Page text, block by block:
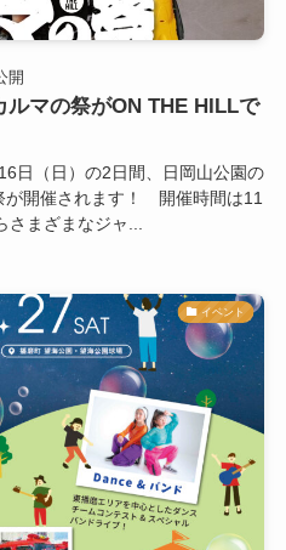
開
ルマの祭がON THE HILLで
日（日）の2日間、日岡山公園の
が開催されます！ 開催時間は11
まざまなジャ...
イベント